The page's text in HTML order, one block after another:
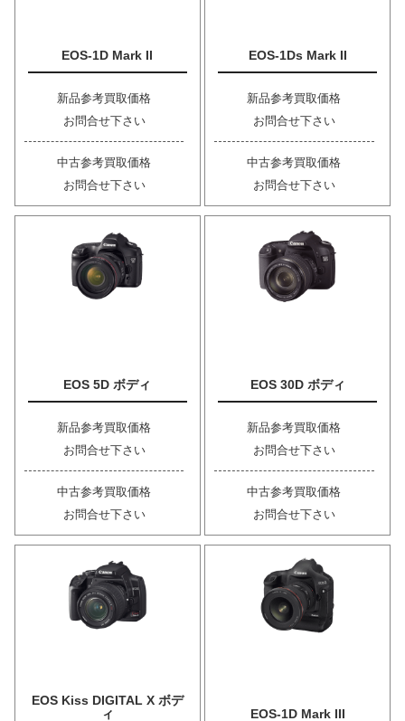
EOS-1D Mark II
新品参考買取価格
お問合せ下さい
中古参考買取価格
お問合せ下さい
EOS-1Ds Mark II
新品参考買取価格
お問合せ下さい
中古参考買取価格
お問合せ下さい
EOS 5D ボディ
新品参考買取価格
お問合せ下さい
中古参考買取価格
お問合せ下さい
EOS 30D ボディ
新品参考買取価格
お問合せ下さい
中古参考買取価格
お問合せ下さい
EOS Kiss DIGITAL X ボデ
ィ
EOS-1D Mark III